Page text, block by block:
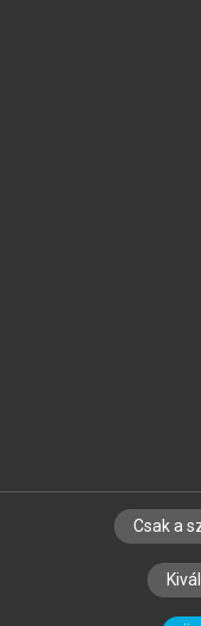
SZERZŐKNEK
Csak a